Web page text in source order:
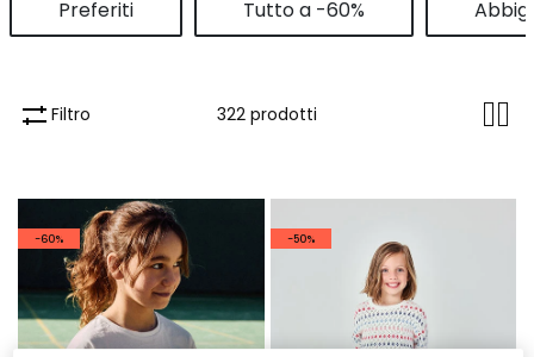
Preferiti Tutto a -60%
Filtro 322 prodotti
-60% -50%